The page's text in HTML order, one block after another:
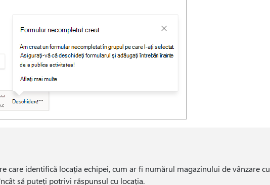
care identifică locația echipei, cum ar fi numărul magazinului de vânzare cu
să puteți potrivi răspunsul cu locația.